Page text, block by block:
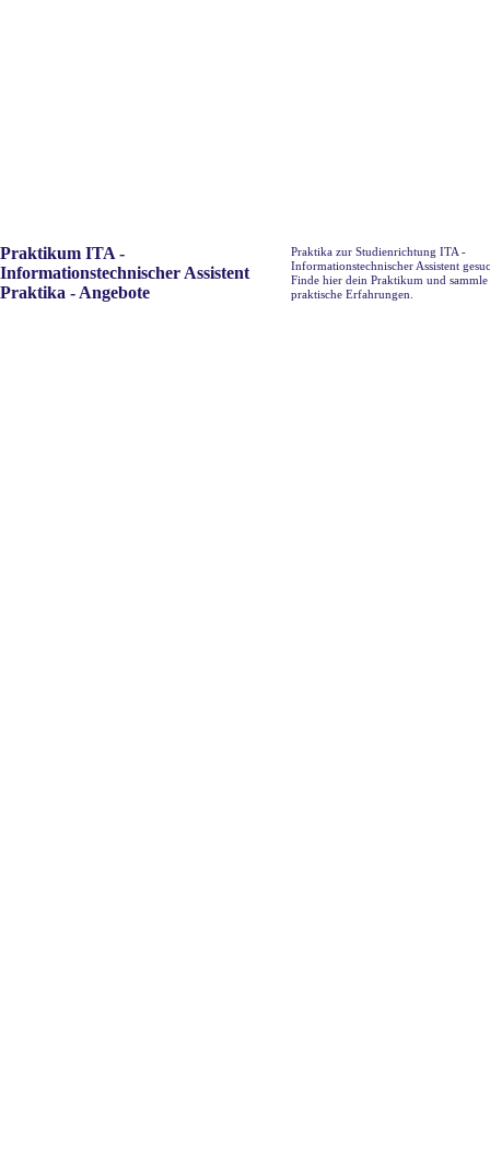
Praktikum ITA -
Informationstechnischer Assistent
Praktika - Angebote
Praktika zur Studienrichtung ITA -
Informationstechnischer Assistent
Finde hier dein Praktikum und sammle
praktische Erfahrungen.